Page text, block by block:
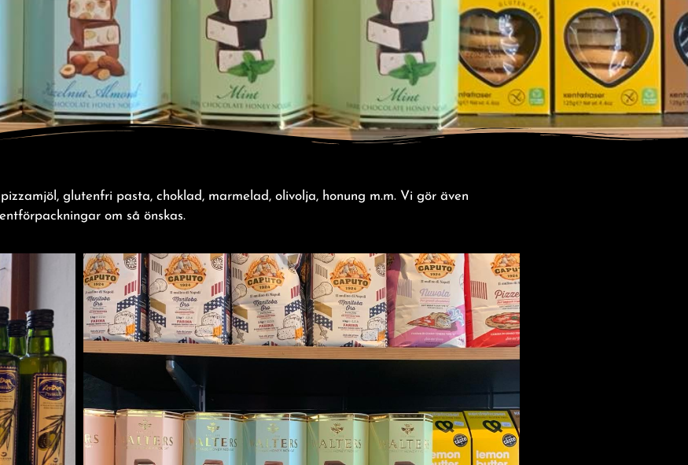
glutenfri pasta, choklad, marmelad, olivolja, honung m.m. Vi gör även
om så önskas.